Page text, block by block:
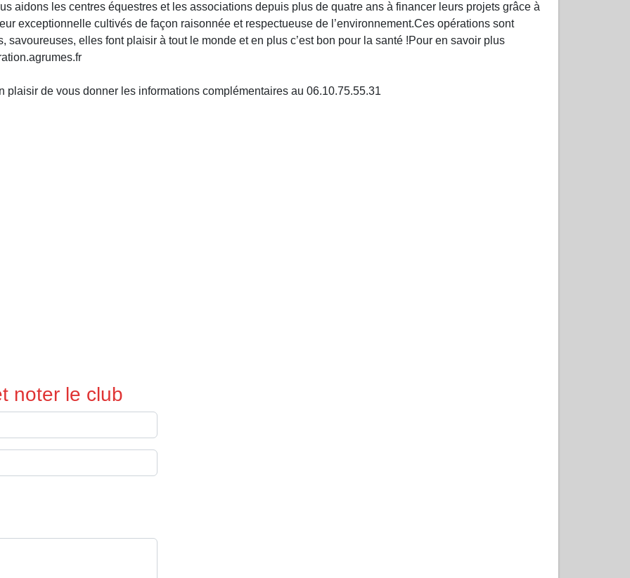
aidons les centres équestres et les associations depuis plus de quatre ans à financer leurs projets grâce à
exceptionnelle cultivés de façon raisonnée et respectueuse de l’environnement.Ces opérations sont
savoureuses, elles font plaisir à tout le monde et en plus c’est bon pour la santé !Pour en savoir plus
plaisir de vous donner les informations complémentaires au 06.10.75.55.31
noter le club